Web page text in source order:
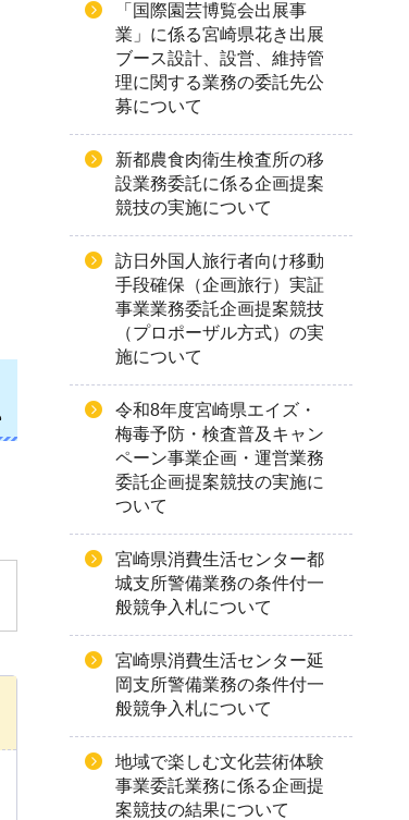
「国際園芸博覧会出展事
業」に係る宮崎県花き出展
ブース設計、設営、維持管
理に関する業務の委託先公
募について
新都農食肉衛生検査所の移
設業務委託に係る企画提案
競技の実施について
訪日外国人旅行者向け移動
手段確保（企画旅行）実証
事業業務委託企画提案競技
（プロポーザル方式）の実
施について
令和8年度宮崎県エイズ・
梅毒予防・検査普及キャン
ペーン事業企画・運営業務
委託企画提案競技の実施に
ついて
宮崎県消費生活センター都
城支所警備業務の条件付一
般競争入札について
宮崎県消費生活センター延
岡支所警備業務の条件付一
般競争入札について
地域で楽しむ文化芸術体験
事業委託業務に係る企画提
案競技の結果について